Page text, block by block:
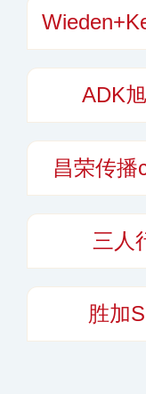
ADK
昌荣传播
三人
胜加